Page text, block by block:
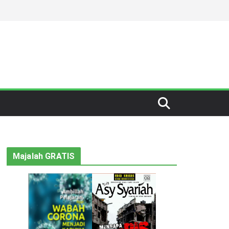
Majalah GRATIS